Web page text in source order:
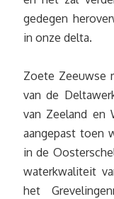
gedegen
in onze delta.
Zoete Zeeuwse
van de
van Zeeland en
aangepast toen
in de
waterkwaliteit
het